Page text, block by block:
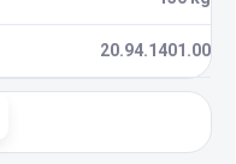
20.94.1401.00